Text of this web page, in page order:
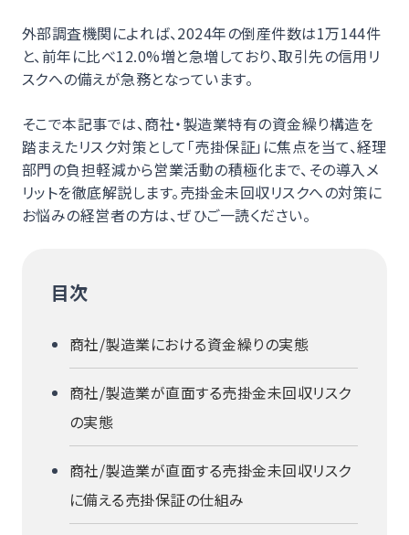
外部調査機関によれば、2024年の倒産件数は1万144件
と、前年に比べ12.0%増と急増しており、取引先の信用リ
スクへの備えが急務となっています。
そこで本記事では、商社・製造業特有の資金繰り構造を
踏まえたリスク対策として「売掛保証」に焦点を当て、経理
部門の負担軽減から営業活動の積極化まで、その導入メ
リットを徹底解説します。売掛金未回収リスクへの対策に
お悩みの経営者の方は、ぜひご一読ください。
目次
商社/製造業における資金繰りの実態
商社/製造業が直面する売掛金未回収リスク
の実態
商社/製造業が直面する売掛金未回収リスク
に備える売掛保証の仕組み